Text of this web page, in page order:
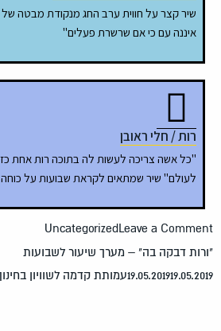
שיר קצר על חווית ערב החג מנקודת מבטה של
איננה עם כי אם שרשרת פעלים"
רות / חלי ראובן
"כל אשה צריכה לעשות לה בתוכה רות אחת כזו
לעולם" שיר שמתאים לקראת שבועות על כוחה של
UncategorizedLeave a
דבקה בה" – מערך שיעור לשבועות
19.05.2019עמותת קדמה לשוויון בחינוך